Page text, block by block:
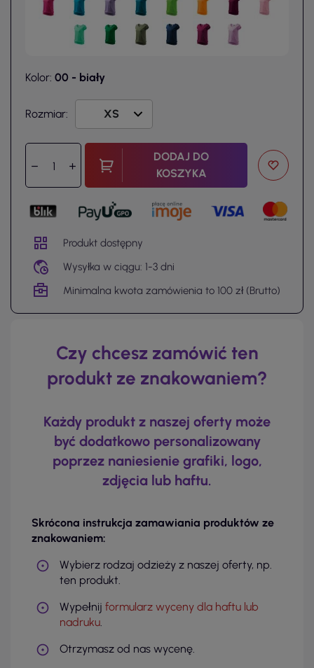
Kolor: 00 - biały
Rozmiar:
DODAJ DO
KOSZYKA
Produkt dostępny
Wysyłka w ciągu: 1-3 dni
Minimalna kwota zamówienia to 100 zł (Brutto)
Czy chcesz zamówić ten
produkt ze znakowaniem?
Każdy produkt z naszej oferty może
być dodatkowo personalizowany
poprzez naniesienie grafiki, logo,
zdjęcia lub haftu.
Skrócona instrukcja zamawiania produktów ze
znakowaniem:
Wybierz rodzaj odzieży z naszej oferty, np.
ten produkt.
Wypełnij formularz wyceny dla haftu lub
nadruku.
Otrzymasz od nas wycenę.